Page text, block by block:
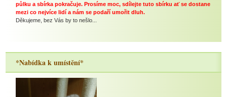
půlku a sbírka pokračuje. Prosíme moc, sdílejte tuto sbírku ať se dostane
mezi co nejvíce lidí a nám se podaří umořit dluh.
Děkujeme, bez Vás by to nešlo...
*Nabídka k umístění*